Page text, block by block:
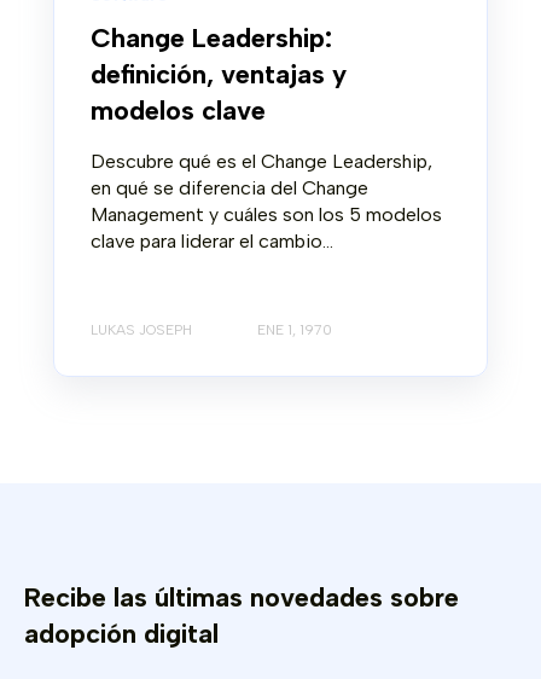
Change Leadership:
definición, ventajas y
modelos clave
Descubre qué es el Change Leadership,
en qué se diferencia del Change
Management y cuáles son los 5 modelos
clave para liderar el cambio...
LUKAS JOSEPH ENE 1, 1970
Recibe las últimas novedades sobre
adopción digital